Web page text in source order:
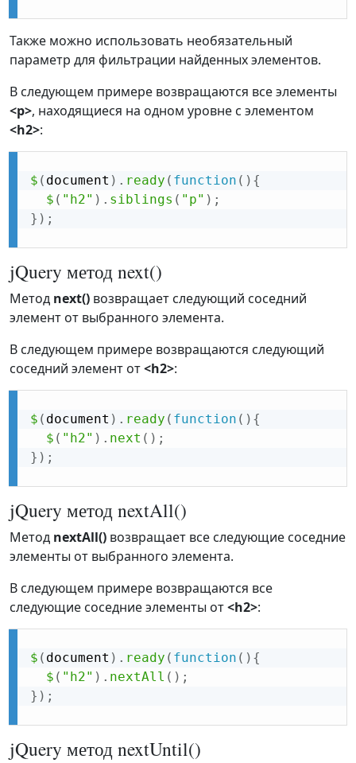
Также можно использовать необязательный
параметр для фильтрации найденных элементов.
В следующем примере возвращаются все элементы
<p>, находящиеся на одном уровне с элементом
<h2>:
$ ( document ) . ready ( function ( ) {
$ ( "h2" ) . siblings ( "p" ) ;
} ) ;
jQuery метод next()
Метод next() возвращает следующий соседний
элемент от выбранного элемента.
В следующем примере возвращаются следующий
соседний элемент от<h2>:
$ ( document ) . ready ( function ( ) {
$ ( "h2" ) . next ( ) ;
} ) ;
jQuery метод nextAll()
Метод nextAll() возвращает все следующие соседние
элементы от выбранного элемента.
В следующем примере возвращаются все
следующие соседние элементы от<h2>:
$ ( document ) . ready ( function ( ) {
$ ( "h2" ) . nextAll ( ) ;
} ) ;
jQuery метод nextUntil()